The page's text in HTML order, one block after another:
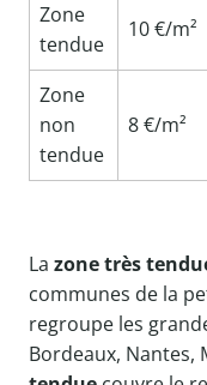
Zone
tendue
10 €/m²
Zone
non
tendue
8 €/m²
La zone très
communes de la
regroupe les
Bordeaux, Nantes,